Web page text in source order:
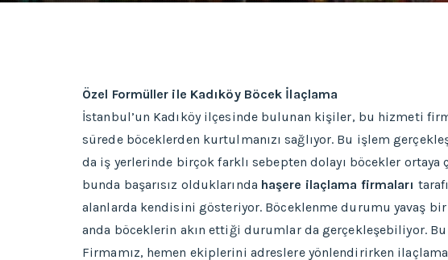
Özel Formüller ile Kadıköy Böcek İlaçlama
İstanbul’un Kadıköy ilçesinde bulunan kişiler, bu hizmeti
sürede böceklerden kurtulmanızı sağlıyor. Bu işlem
da iş yerlerinde birçok farklı sebepten dolayı böcekler
bunda başarısız olduklarında haşere ilaçlama firmaları
alanlarda kendisini gösteriyor. Böceklenme durumu yavaş
anda böceklerin akın ettiği durumlar da gerçekleşebiliyor.
Firmamız, hemen ekiplerini adreslere yönlendirirken